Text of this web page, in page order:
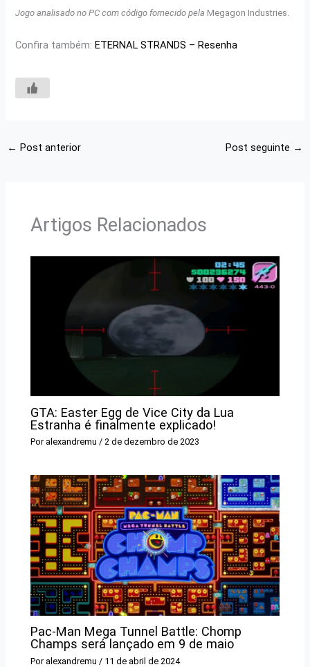
Jogo analisado no PC com código fornecido pela Megagon Industries.
Confira também:ETERNAL STRANDS – Resenha
← Post anterior Post seguinte →
Artigos Relacionados
GTA: Easter Egg de Vice City da Lua
Estranha é finalmente explicado!
Por alexandremu / 2 de dezembro de 2023
Pac-Man Mega Tunnel Battle: Chomp
Champs será lançado em 9 de maio
Por alexandremu / 11 de abril de 2024